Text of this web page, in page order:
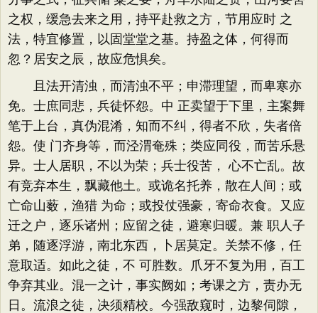
之权，缓急去来之用，持平赴救之方，节用应时 之
法，特宜修置，以固堂堂之基。持盈之体，何得而
忽？居安之辰，故应危惧矣。
且法开清浊，而清浊不平；申滞理望，而卑寒亦
免。士庶同悲，兵徒怀怨。中 正卖望于下里，主案舞
笔于上台，真伪混淆，知而不纠，得者不欣，失者倍
怨。使 门齐身等，而泾渭奄殊；类应同役，而苦乐悬
异。士人居职，不以为荣；兵士役苦， 心不亡乱。故
有竞弃本生，飘藏他土。或诡名托养，散在人间；或
亡命山薮，渔猎 为命；或投仗强豪，寄命衣食。又应
迁之户，逐乐诸州；应留之徒，避寒归暖。兼 职人子
弟，随逐浮游，南北东西，卜居莫定。关禁不修，任
意取适。如此之徒，不 可胜数。爪牙不复为用，百工
争弃其业。混一之计，事实阙如；考课之方，责办无
日。流浪之徒，决须精校。今强敌窥时，边黎伺隙，